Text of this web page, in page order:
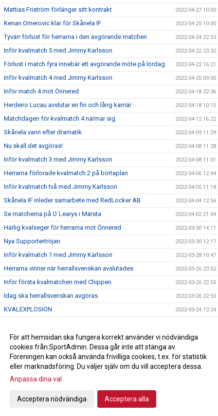
Mattias Friström förlänger sitt kontrakt 2022-04-27 10:00
Kenan Omerovic klar för Skånela IF 2022-04-25 10:00
Tyvärr förlust för herrarna i den avgörande matchen 2022-04-24 22:53
Inför kvalmatch 5 med Jimmy Karlsson 2022-04-22 23:32
Förlust i match fyra innebär ett avgörande möte på lördag 2022-04-22 16:21
Inför kvalmatch 4 med Jimmy Karlsson 2022-04-20 09:00
Inför match 4 mot Önnered 2022-04-18 22:36
Herdeiro Lucau avslutar en fin och lång karriär 2022-04-18 10:15
Matchdagen för kvalmatch 4 närmar sig 2022-04-12 16:22
Skånela vann efter dramatik 2022-04-09 11:29
Nu skall det avgöras! 2022-04-08 11:28
Inför kvalmatch 3 med Jimmy Karlsson 2022-04-08 11:01
Herrarna förlorade kvalmatch 2 på bortaplan 2022-04-06 12:44
Inför kvalmatch två med Jimmy Karlsson 2022-04-05 11:18
Skånela IF inleder samarbete med RedLocker AB 2022-04-04 12:56
Se matcherna på O´Learys i Märsta 2022-04-02 21:04
Härlig kvalseger för herrarna mot Önnered 2022-03-30 14:11
Nya Supportertröjan 2022-03-30 12:17
Inför kvalmatch 1 med Jimmy Karlsson 2022-03-28 10:47
Herrarna vinner när herrallsvenskan avslutades 2022-03-26 23:02
Inför första kvalmatchen med Chippen 2022-03-26 22:55
Idag ska herrallsvenskan avgöras 2022-03-26 22:50
KVALEXPLOSION 2022-03-24 13:24
Anna Mossberg förlänger med Skånela IF 2022-03-15 10:13
Alexandra Schaerlund skriver nytt! 2022-03-11 10:15
Gå till Webbversion
För att hemsidan ska fungera korrekt använder vi nödvändiga
cookies från SportAdmin. Dessa går inte att stänga av.
Föreningen kan också använda frivilliga cookies, t.ex. för statistik
eller marknadsföring. Du väljer själv om du vill acceptera dessa.
Anpassa dina val
Acceptera nödvändiga Acceptera alla